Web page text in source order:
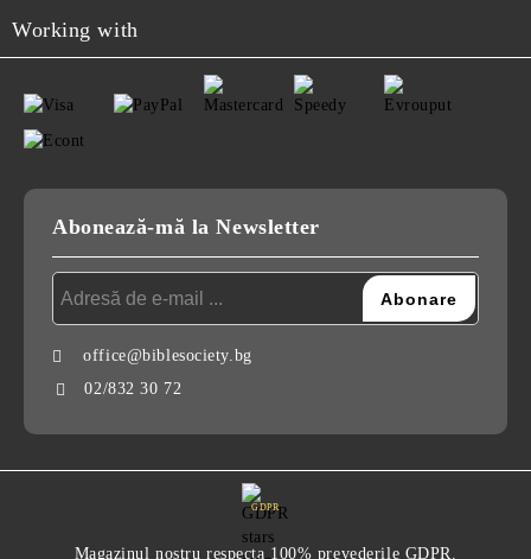
Working with
Abonează-mă la Newsletter
office@biblesociety.bg
02/832 30 72
GDPR
Magazinul nostru respecta 100% prevederile GDPR.